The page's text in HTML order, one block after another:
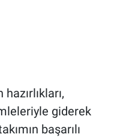
giderek
başarılı